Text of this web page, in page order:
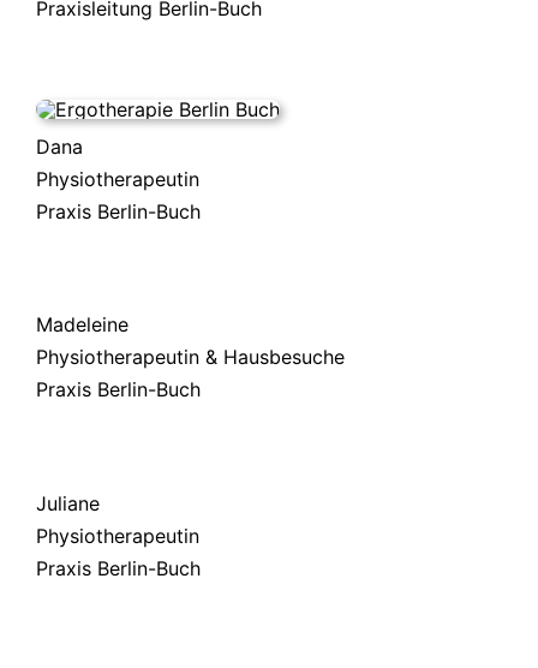
Praxisleitung Berlin-Buch
Dana
Physiotherapeutin
Praxis Berlin-Buch
Madeleine
Physiotherapeutin & Hausbesuche
Praxis Berlin-Buch
Juliane
Physiotherapeutin
Praxis Berlin-Buch